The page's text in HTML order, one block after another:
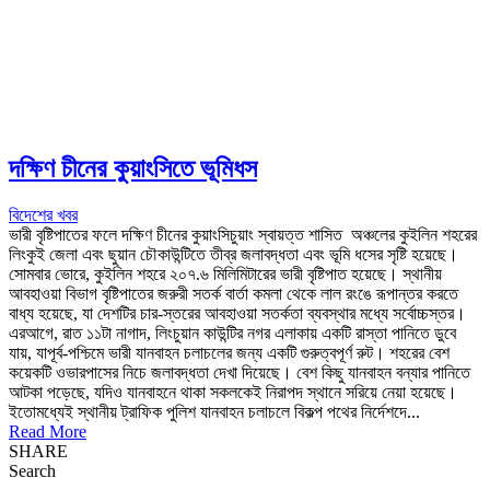
দক্ষিণ চীনের কুয়াংসিতে ভূমিধস
বিদেশের খবর
ভারী বৃষ্টিপাতের ফলে দক্ষিণ চীনের কুয়াংসিচুয়াং স্বায়ত্ত শাসিত অঞ্চলের কুইলিন শহরের
লিংকুই জেলা এবং ছুয়ান চৌকাউন্টিতে তীব্র জলাবদ্ধতা এবং ভূমি ধসের সৃষ্টি হয়েছে।
সোমবার ভোরে, কুইলিন শহরে ২০৭.৬ মিলিমিটারের ভারী বৃষ্টিপাত হয়েছে। স্থানীয়
আবহাওয়া বিভাগ বৃষ্টিপাতের জরুরী সতর্ক বার্তা কমলা থেকে লাল রংঙে রূপান্তর করতে
বাধ্য হয়েছে, যা দেশটির চার-স্তরের আবহাওয়া সতর্কতা ব্যবস্থার মধ্যে সর্বোচ্চস্তর।
এরআগে, রাত ১১টা নাগাদ, লিংচুয়ান কাউন্টির নগর এলাকায় একটি রাস্তা পানিতে ডুবে
যায়, যাপূর্ব-পশ্চিমে ভারী যানবাহন চলাচলের জন্য একটি গুরুত্বপূর্ণ রুট। শহরের বেশ
কয়েকটি ওভারপাসের নিচে জলাবদ্ধতা দেখা দিয়েছে। বেশ কিছু যানবাহন বন্যার পানিতে
আটকা পড়েছে, যদিও যানবাহনে থাকা সকলকেই নিরাপদ স্থানে সরিয়ে নেয়া হয়েছে।
ইতোমধ্যেই স্থানীয় ট্রাফিক পুলিশ যানবাহন চলাচলে বিকল্প পথের নির্দেশদে...
Read More
SHARE
Search